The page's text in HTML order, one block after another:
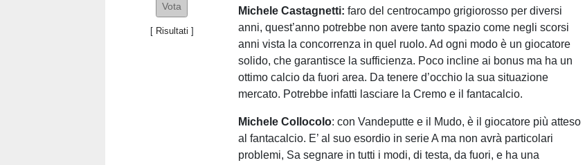
[ Risultati ]
Michele Castagnetti: faro del centrocampo grigiorosso per diversi
anni, quest’anno potrebbe non avere tanto spazio come negli scorsi
anni vista la concorrenza in quel ruolo. Ad ogni modo è un giocatore
solido, che garantisce la sufficienza. Poco incline ai bonus ma ha un
ottimo calcio da fuori area. Da tenere d’occhio la sua situazione
mercato. Potrebbe infatti lasciare la Cremo e il fantacalcio.
Michele Collocolo: con Vandeputte e il Mudo, è il giocatore più atteso
al fantacalcio. E’ al suo esordio in serie A ma non avrà particolari
problemi, Sa segnare in tutti i modi, di testa, da fuori, e ha una